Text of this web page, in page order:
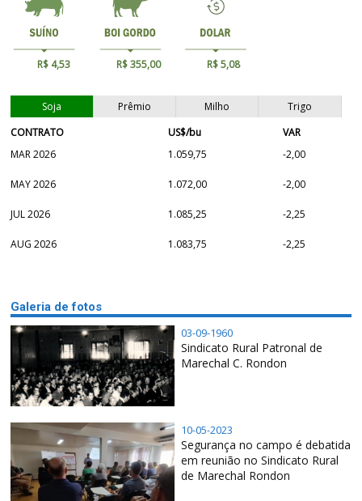
R$ 4,53 R$ 355,00 R$ 5,08
Soja Prêmio Milho
Trigo
CONTRATO
US$/bu
VAR
MAR 2026
1.059,75 -2,00
MAY 2026 1.072,00 -2,00
JUL 2026 1.085,25 -2,25
AUG 2026 1.083,75 -2,25
Galeria de fotos
03-09-1960
Sindicato Rural Patronal de
Marechal C. Rondon
10-05-2023
Segurança no campo é debatida
em reunião no Sindicato Rural
de Marechal Rondon